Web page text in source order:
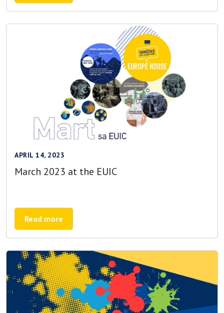
APRIL 14, 2023
March 2023 at the EUIC
Read more